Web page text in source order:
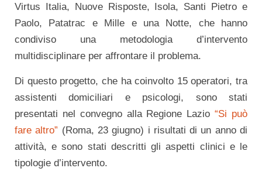
Virtus Italia, Nuove Risposte, Isola, Santi Pietro e
Paolo, Patatrac e Mille e una Notte, che hanno
condiviso una metodologia d’intervento
multidisciplinare per affrontare il problema.
Di questo progetto, che ha coinvolto 15 operatori, tra
assistenti domiciliari e psicologi, sono stati
presentati nel convegno alla Regione Lazio“Si può
fare altro” (Roma, 23 giugno) i risultati di un anno di
attività, e sono stati descritti gli aspetti clinici e le
tipologie d’intervento.